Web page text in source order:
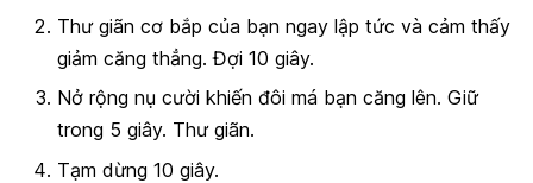
Thư giãn cơ bắp của bạn ngay lập tức và cảm thấy
giảm căng thẳng. Đợi 10 giây.
Nở rộng nụ cười khiến đôi má bạn căng lên. Giữ
trong 5 giây. Thư giãn.
Tạm dừng 10 giây.